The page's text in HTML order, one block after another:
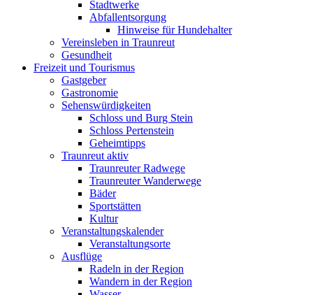
Stadtwerke
Abfallentsorgung
Hinweise für Hundehalter
Vereinsleben in Traunreut
Gesundheit
Freizeit und Tourismus
Gastgeber
Gastronomie
Sehenswürdigkeiten
Schloss und Burg Stein
Schloss Pertenstein
Geheimtipps
Traunreut aktiv
Traunreuter Radwege
Traunreuter Wanderwege
Bäder
Sportstätten
Kultur
Veranstaltungskalender
Veranstaltungsorte
Ausflüge
Radeln in der Region
Wandern in der Region